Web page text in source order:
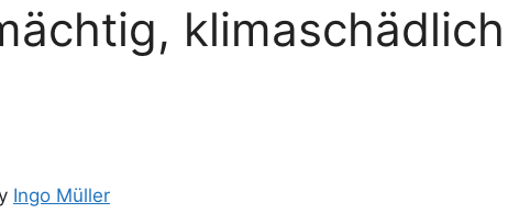
klimaschädlich
Ingo Müller